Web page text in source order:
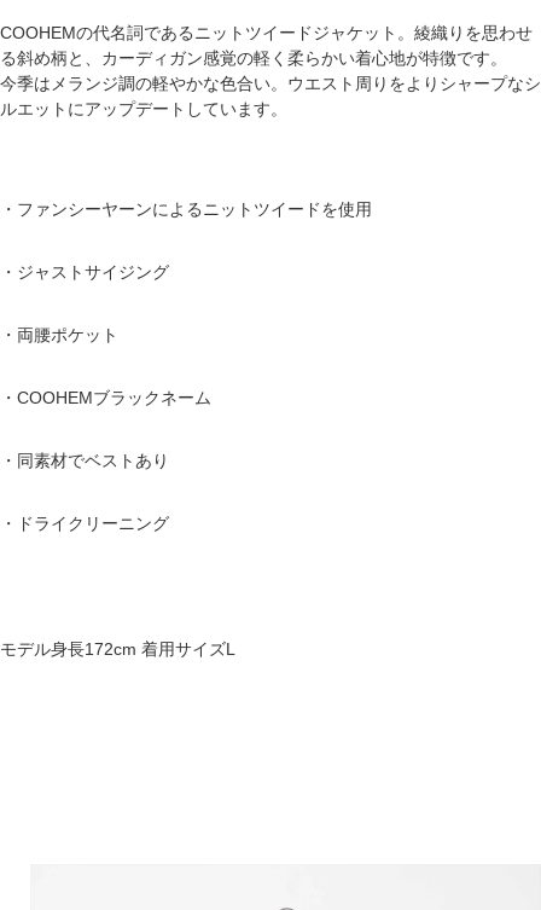
COOHEMの代名詞であるニットツイードジャケット。綾織りを思わせ
る斜め柄と、カーディガン感覚の軽く柔らかい着心地が特徴です。
今季はメランジ調の軽やかな色合い。ウエスト周りをよりシャープなシ
ルエットにアップデートしています。
・ファンシーヤーンによるニットツイードを使用
・ジャストサイジング
・両腰ポケット
・COOHEMブラックネーム
・同素材でベストあり
・ドライクリーニング
モデル身長172cm 着用サイズL